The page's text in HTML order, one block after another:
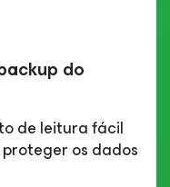
do
de leitura fácil
os dados